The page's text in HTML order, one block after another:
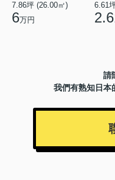
7.86坪 (26.00㎡)
6万円
6.61
請
我們有熟知日本